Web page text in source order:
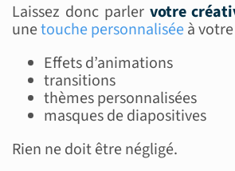
Laissez donc parler votre
unetouche personnaliséeà
Effets d’animations
transitions
thèmes personnalisées
masques de diapositives
Rien ne doit être négligé.